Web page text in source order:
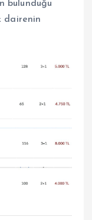
bulunduğu
dairenin